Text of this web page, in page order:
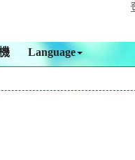
Language